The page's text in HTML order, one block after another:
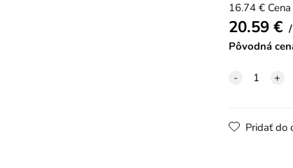
16.74€
20.59€
Pôvodná
Pridať do